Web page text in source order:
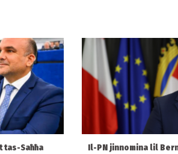
Saħħa
Il-PN jinnomina lil